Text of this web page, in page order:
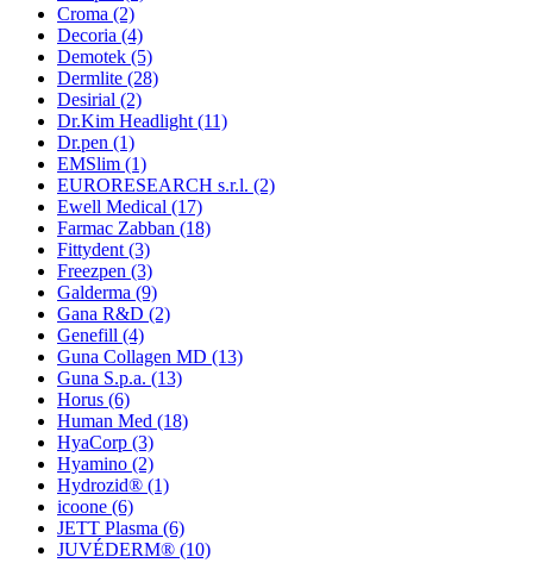
Croma (2)
Decoria (4)
Demotek (5)
Dermlite (28)
Desirial (2)
Dr.Kim Headlight (11)
Dr.pen (1)
EMSlim (1)
EURORESEARCH s.r.l. (2)
Ewell Medical (17)
Farmac Zabban (18)
Fittydent (3)
Freezpen (3)
Galderma (9)
Gana R&D (2)
Genefill (4)
Guna Collagen MD (13)
Guna S.p.a. (13)
Horus (6)
Human Med (18)
HyaCorp (3)
Hyamino (2)
Hydrozid® (1)
icoone (6)
JETT Plasma (6)
JUVÉDERM® (10)